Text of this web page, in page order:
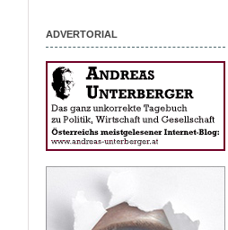
ADVERTORIAL